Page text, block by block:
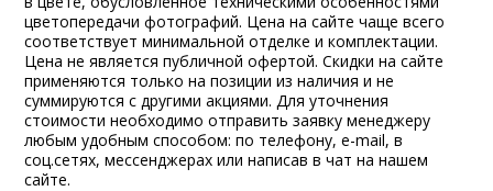
цветопередачи фотографий. Цена на сайте чаще всего
соответствует минимальной отделке и комплектации.
Цена не является публичной офертой. Скидки на сайте
применяются только на позиции из наличия и не
суммируются с другими акциями. Для уточнения
стоимости необходимо отправить заявку менеджеру
любым удобным способом: по телефону, e-mail, в
соц.сетях, мессенджерах или написав в чат на нашем
сайте.